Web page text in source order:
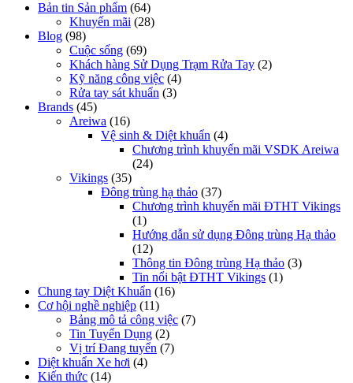
Bản tin Sản phẩm (64)
Khuyến mãi (28)
Blog (98)
Cuộc sống (69)
Khách hàng Sử Dụng Trạm Rửa Tay (2)
Kỹ năng công việc (4)
Rửa tay sát khuẩn (3)
Brands (45)
Areiwa (16)
Vệ sinh & Diệt khuẩn (4)
Chương trình khuyến mãi VSDK Areiwa
(24)
Vikings (35)
Đông trùng hạ thảo (37)
Chương trình khuyến mãi ĐTHT Vikings
(1)
Hướng dẫn sử dụng Đông trùng Hạ thảo
(12)
Thông tin Đông trùng Hạ thảo (3)
Tin nổi bật ĐTHT Vikings (1)
Chung tay Diệt Khuẩn (16)
Cơ hội nghề nghiệp (11)
Bảng mô tả công việc (7)
Tin Tuyển Dụng (2)
Vị trí Đang tuyển (7)
Diệt khuẩn Xe hơi (4)
Kiến thức (14)